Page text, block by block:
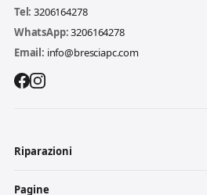
Tel: 3206164278
WhatsApp:3206164278
Email: info@bresciapc.com
Riparazioni
Pagine